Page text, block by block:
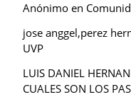
Anónimo en
jose anggel,perez
UVP
LUIS DANIEL
CUALES SON LOS